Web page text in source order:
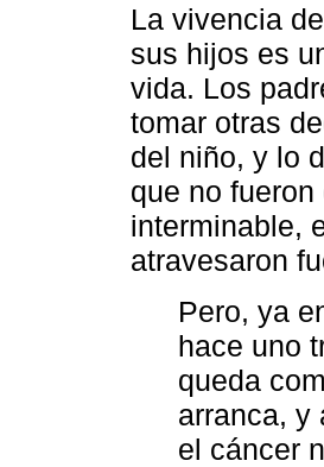
La vivencia
sus hijos es
vida. Los
tomar otras
del niño, y lo
que no
interminable,
atravesaron
Pero, ya
hace uno
queda
arranca, y
el cáncer